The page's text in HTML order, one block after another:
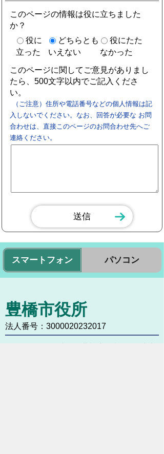
このページの情報は役に立ちました
か？
役に
立った
どちらとも
いえない
役にたた
なかった
このページに関してご意見がありまし
たら、500文字以内でご記入くださ
い。
（ご注意）住所や電話番号などの個人情報は記
入しないでください。なお、回答が必要な お問
合わせは、直接このページのお問合わせ先へご
連絡ください。
スマートフォン パソコン
豊橋市役所
法人番号：3000020232017